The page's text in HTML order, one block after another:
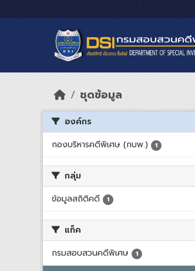
ชุดข้อมูล
องค์กร
กองบริหารคดีพิเศษ (กบพ.)
1
กลุ่ม
ข้อมูลสถิติคดี
1
แท็ค
กรมสอบสวนคดีพิเศษ
1